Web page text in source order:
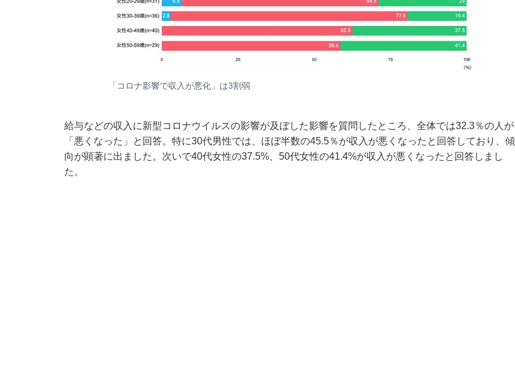
「コロナ影響で収入が悪化」は3割弱
給与などの収入に新型コロナウイルスの影響が及ぼした影響を質問したところ、全体では32.3％の人が
「悪くなった」と回答。特に30代男性では、ほぼ半数の45.5％が収入が悪くなったと回答しており、傾
向が顕著に出ました。次いで40代女性の37.5%、50代女性の41.4%が収入が悪くなったと回答しまし
た。